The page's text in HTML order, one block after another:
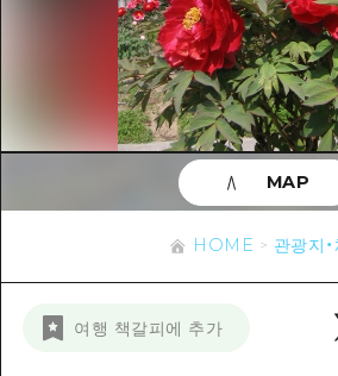
이벤트/축제
음식/술
사이클링
쇼핑
스포츠
나이트 라이프
Hiroshima
히로시마시 주변
아키(安芸)
빈고(備後)
미야지마(宮島) 주
목록
히로시마시 주변
아키(安芸)
빈고(備後)
비북(備北)
게이호쿠(芸北)
야마구치(山口)현
계절 정보
이벤트
유용한 정보
목록
접근
뉴스
HOME 관광지
여행 책갈피에 추가
MAP